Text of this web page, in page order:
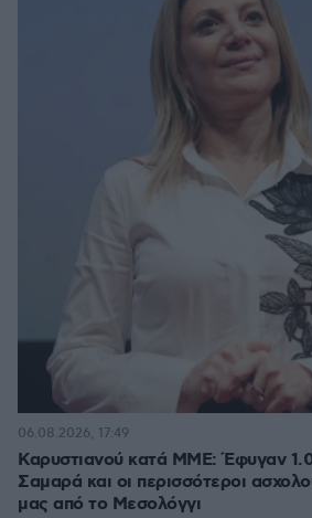
Καρυστιανού κατά ΜΜΕ: Έφυγαν
Σαμαρά και οι περισσότεροι
μας από το Μεσολόγγι
06.08.2026, 17:49